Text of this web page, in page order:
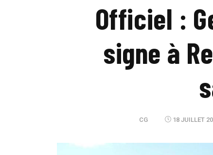
Officiel :
signe à
CG 18 JUILLET